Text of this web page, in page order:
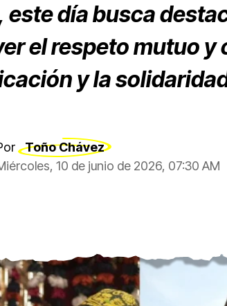
este día busca
el respeto mutuo
y la
Toño Chávez
10 de junio de 2026, 07:30 AM